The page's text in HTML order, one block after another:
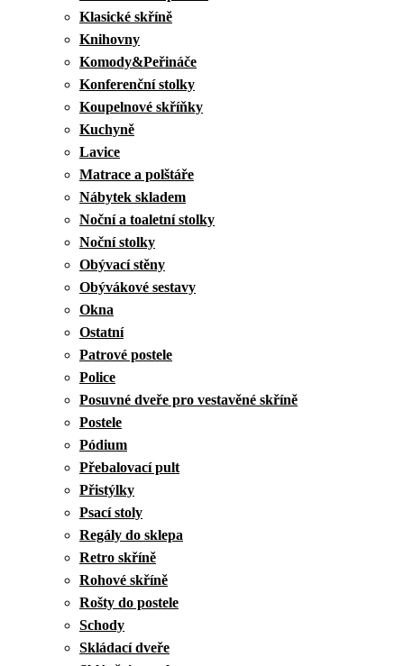
Klasické skříně
Knihovny
Komody&Peřináče
Konferenční stolky
Koupelnové skříňky
Kuchyně
Lavice
Matrace a polštáře
Nábytek skladem
Noční a toaletní stolky
Noční stolky
Obývací stěny
Obývákové sestavy
Okna
Ostatní
Patrové postele
Police
Posuvné dveře pro vestavěné skříně
Postele
Pódium
Přebalovací pult
Přistýlky
Psací stoly
Regály do sklepa
Retro skříně
Rohové skříně
Rošty do postele
Schody
Skládací dveře